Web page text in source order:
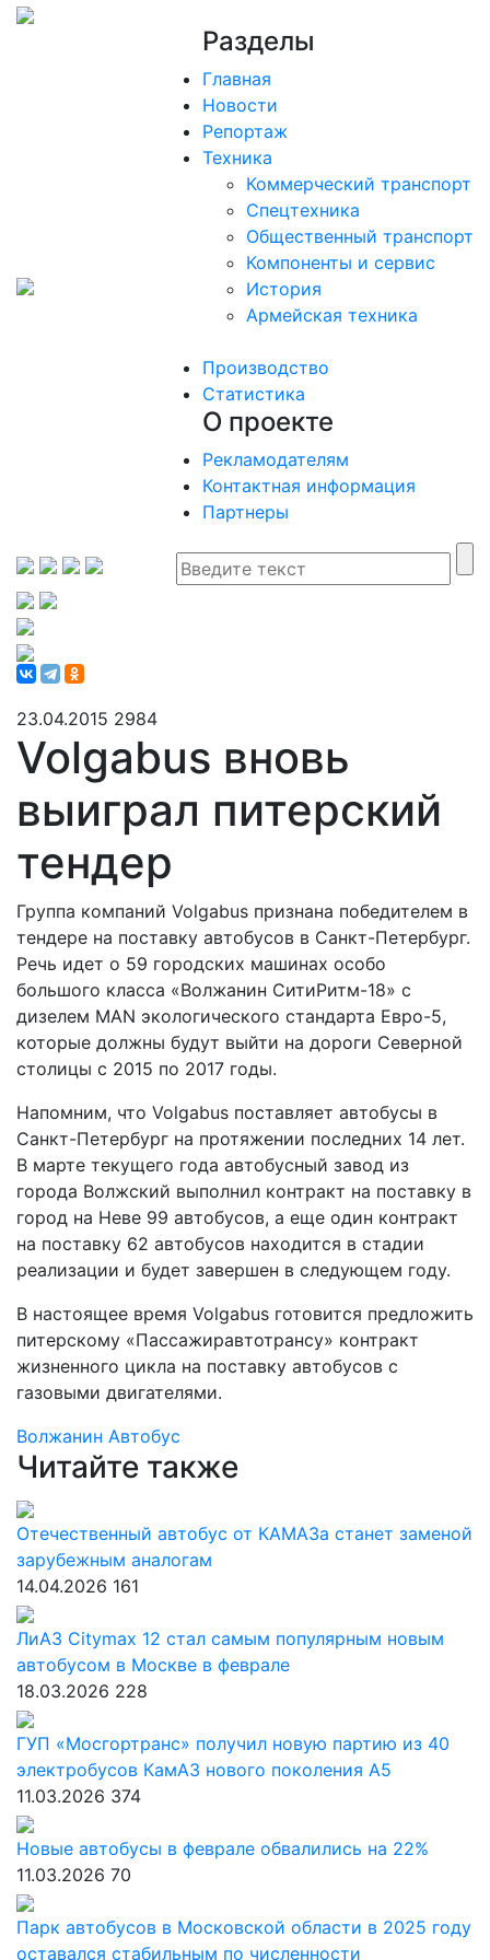
Разделы
Главная
Новости
Репортаж
Техника
Коммерческий транспорт
Спецтехника
Общественный транспорт
Компоненты и сервис
История
Армейская техника
Производство
Статистика
О проекте
Рекламодателям
Контактная информация
Партнеры
23.04.2015 2984
Volgabus вновь
выиграл питерский
тендер
Группа компаний Volgabus признана победителем в
тендере на поставку автобусов в Санкт-Петербург.
Речь идет о 59 городских машинах особо
большого класса «Волжанин СитиРитм-18» с
дизелем MAN экологического стандарта Евро-5,
которые должны будут выйти на дороги Северной
столицы с 2015 по 2017 годы.
Напомним, что Volgabus поставляет автобусы в
Санкт-Петербург на протяжении последних 14 лет.
В марте текущего года автобусный завод из
города Волжский выполнил контракт на поставку в
город на Неве 99 автобусов, а еще один контракт
на поставку 62 автобусов находится в стадии
реализации и будет завершен в следующем году.
В настоящее время Volgabus готовится предложить
питерскому «Пассажиравтотрансу» контракт
жизненного цикла на поставку автобусов с
газовыми двигателями.
Волжанин Автобус
Читайте также
Отечественный автобус от КАМАЗа станет заменой
зарубежным аналогам
14.04.2026 161
ЛиАЗ Citymax 12 стал самым популярным новым
автобусом в Москве в феврале
18.03.2026 228
ГУП «Мосгортранс» получил новую партию из 40
электробусов КамАЗ нового поколения А5
11.03.2026 374
Новые автобусы в феврале обвалились на 22%
11.03.2026 70
Парк автобусов в Московской области в 2025 году
оставался стабильным по численности